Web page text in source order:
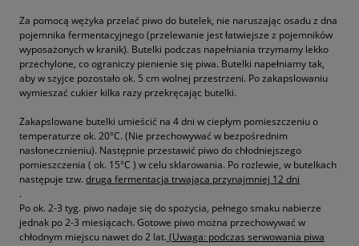
Za pomocą wężyka przelać piwo do butelek, nie naruszając osadu z dna
pojemnika fermentacyjnego (przelewanie jest łatwiejsze z pojemników
wyposażonych w kranik). Butelki podczas napełniania trzymamy lekko
przechylone, co ograniczy pienienie się piwa. Butelki napełniamy tak,
aby w szyjce pozostało ok. 5 cm wolnej przestrzeni. Po zakapslowaniu
wymieszać cukier kilka razy przekręcając butelki.
Zakapslowane butelki umieścić na 4 dni w ciepłym pomieszczeniu o
temperaturze ok. 20°C. (Nie przechowywać w bezpośrednim
nasłonecznieniu). Następnie przestawić piwo do chłodniejszego
pomieszczenia ( ok. 15°C ) w celu sklarowania. Po rozlewie, w butelkach
następuje tzw. druga fermentacja trwająca przynajmniej 12 dni
.
Po ok. 2-3 tyg. piwo nadaje się do spożycia, pełnego smaku nabierze
jednak po 2-3 miesiącach. Gotowe piwo można przechowywać w
chłodnym miejscu nawet do 2 lat. (Uwaga: podczas serwowania piwa